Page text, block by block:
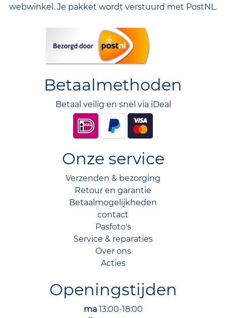
webwinkel. Je pakket wordt verstuurd met PostNL.
Betaalmethoden
Betaal veilig en snel via iDeal
Onze service
Verzenden & bezorging
Retour en garantie
Betaalmogelijkheden
contact
Pasfoto's
Service & reparaties
Over ons
Acties
Openingstijden
ma 13:00-18:00